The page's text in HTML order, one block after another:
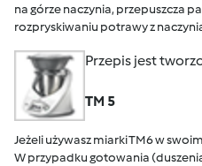
na górze naczynia, przepuszcza
rozpryskiwaniu potrawy z
Przepis jest
TM 5
Jeżeli używasz miarki TM6 w
W przypadku gotowania